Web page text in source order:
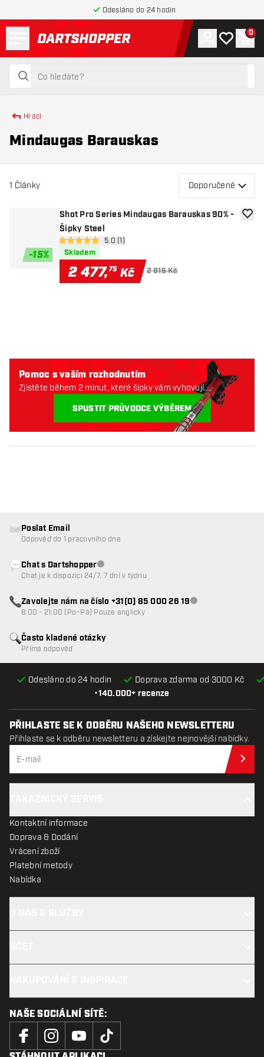
Odesláno do 24 hodin
Zpět na hlavní stránku
hledat
hledat
ÚčetMůj 0
Hraci
Mindaugas Barauskas
1 Články Doporučené
-15%
Shot Pro Series Mindaugas Barauskas 90% -
Šipky Steel
otevřít panel recenzí
5 hodnoticí hvězdičky
5.0 (1)
Skladem
2 477,75 Kč 2 915 Kč
Pomoc s vaším rozhodnutím
Zjistěte během 2 minut, které šipky vám vyhovují.
SPUSTIT PRŮVODCE VÝBĚREM
•140.000+ recenze
Odesláno do 24 hodin Doprava zdarma od 3000 Kč
Často kladené otázky
Přímá odpověď
Poslat Email
Odpověď do 1 pracovního dne
Chat s DartshopperZákaznický servis nedostupný
Chat je k dispozici 24/7, 7 dní v týdnu
Zavolejte nám na číslo +31(0) 85 000 26 19Zákaznický servis
8:00 - 21:00 (Po–Pá) Pouze anglicky
PŘIHLASTE SE K ODBĚRU NAŠEHO NEWSLETTERU
Přihlaste se k odběru newsletteru a získejte nejnovější nabídky.
Kontaktní informace
Doprava & Dodání
Vrácení zboží
Platební metody
Nabídka
NAŠE SOCIÁLNÍ SÍTĚ: